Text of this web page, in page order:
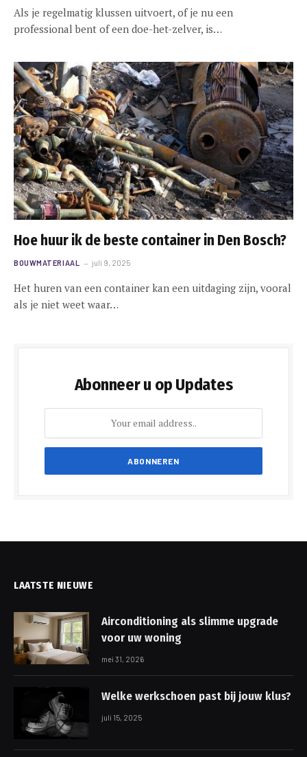
Als je regelmatig klussen uitvoert, of je nu een
professional bent of een doe-het-zelver, is…
Hoe huur ik de beste container in Den Bosch?
BOUWMATERIAAL juli 9, 2025
Het huren van een container kan een uitdaging zijn, vooral
als je niet weet waar…
Abonneer u op Updates
LAATSTE NIEUWE
Airconditioning als slimme upgrade
voor uw woning
mei 31, 2026
Welke werkschoen past bij jouw klus?
juli 15, 2025